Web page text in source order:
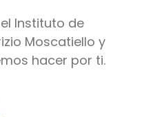
Instituto de
Moscatiello y
hacer por ti.